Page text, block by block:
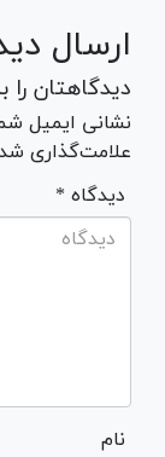
ارسال
دیدگاهتان را
نشانی ایمیل
علامت‌گذاری
* دیدگاه
نام